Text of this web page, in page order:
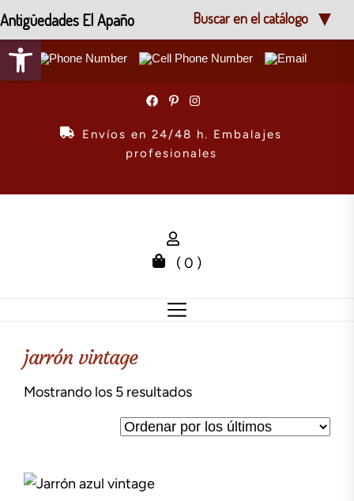
Abrir barra de herramientas
Envíos en 24/48 h. Embalajes
profesionales
( 0 )
jarrón vintage
Mostrando los 5 resultadosOrdenado
los
Antigüedades El Apaño Buscar en el catálogo